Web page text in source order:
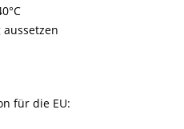
für die EU: